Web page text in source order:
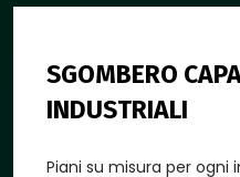
SGOMBERO
INDUSTRIALI
Piani su misura per